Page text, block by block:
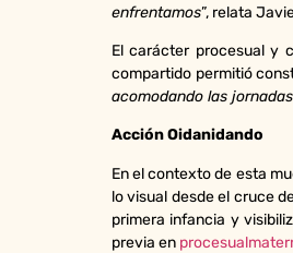
enfrentamos”, relata
El carácter procesual y
compartido permitió
acomodando las
Acción Oidanidando
En el contexto de esta
lo visual desde el cruce
primera infancia y
previa en